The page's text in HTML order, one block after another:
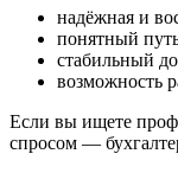
надёжная и
понятный
стабильный
возможность
Если вы ищете
спросом —